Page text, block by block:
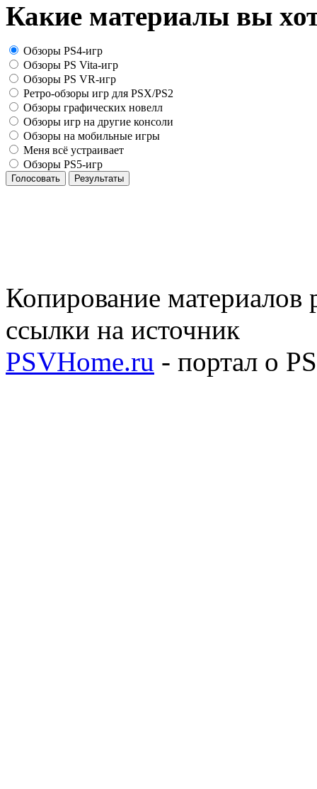
Какие материалы вы
Обзоры PS4-игр
Обзоры PS Vita-игр
Обзоры PS VR-игр
Ретро-обзоры игр для PSX/PS2
Обзоры графических новелл
Обзоры игр на другие консоли
Обзоры на мобильные игры
Меня всё устраивает
Обзоры PS5-игр
Голосовать Результаты
Копирование материалов
ссылки на источник
PSVHome.ru - портал о